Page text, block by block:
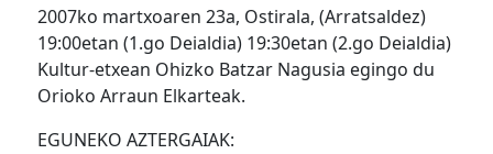
2007ko martxoaren 23a, Ostirala, (Arratsaldez)
19:00etan (1.go Deialdia) 19:30etan (2.go Deialdia)
Kultur-etxean Ohizko Batzar Nagusia egingo du
Orioko Arraun Elkarteak.
EGUNEKO AZTERGAIAK: